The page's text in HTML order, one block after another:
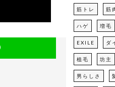
筋トレ 筋
ハゲ 増毛
EXILE ダ
植毛 坊主
男らしさ